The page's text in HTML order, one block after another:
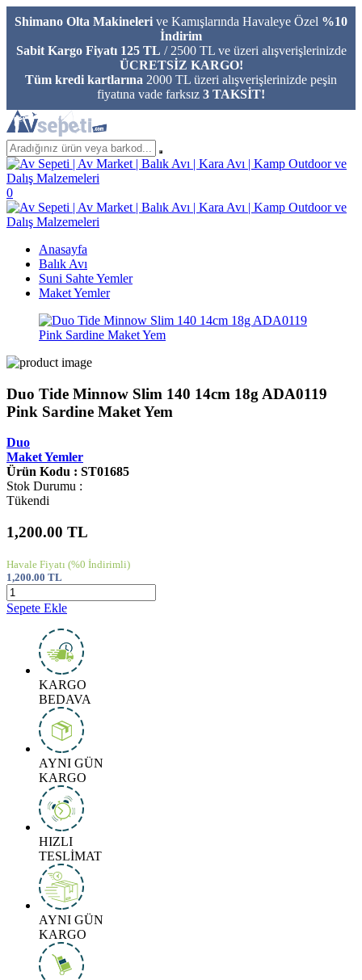
Shimano Olta Makineleri ve Kamışlarında Havaleye Özel %10
İndirim
Sabit Kargo Fiyatı 125 TL / 2500 TL ve üzeri alışverişlerinizde
ÜCRETSİZ KARGO!
Tüm kredi kartlarına 2000 TL üzeri alışverişlerinizde peşin
fiyatına vade farksız 3 TAKSİT!
0
Anasayfa
Balık Avı
Suni Sahte Yemler
Maket Yemler
Duo Tide Minnow Slim 140 14cm 18g ADA0119
Pink Sardine Maket Yem
Duo
Maket Yemler
Ürün Kodu : ST01685
Stok Durumu :
Tükendi
1,200.00 TL
Havale Fiyatı (%0 İndirimli)
1,200.00 TL
Sepete Ekle
KARGO
BEDAVA
AYNI GÜN
KARGO
HIZLI
TESLİMAT
AYNI GÜN
KARGO